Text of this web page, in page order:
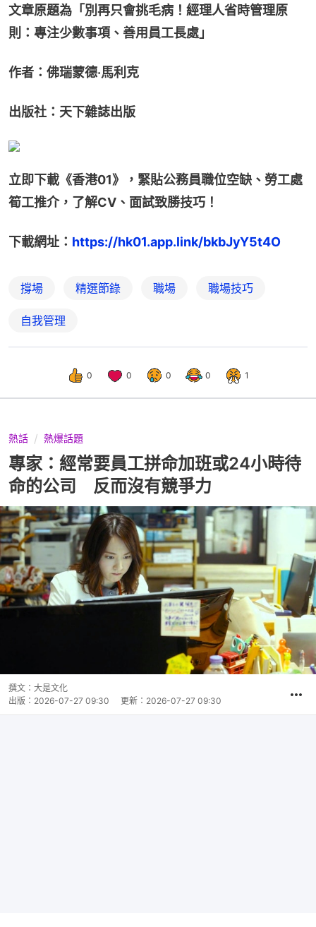
文章原題為「別再只會挑毛病！經理人省時管理原
則：專注少數事項、善用員工長處」
作者：佛瑞蒙德‧馬利克
出版社：天下雜誌出版
立即下載《香港01》，緊貼公務員職位空缺、勞工處
筍工推介，了解CV、面試致勝技巧！
下載網址： https://hk01.app.link/bkbJyY5t4O
撐場 精選節錄 職場 職場技巧
自我管理
0 0 0 0 1
熱話 熱爆話題
專家：經常要員工拼命加班或24小時待
命的公司 反而沒有競爭力
撰文： 大是文化
出版： 2026-07-27 09:30 更新： 2026-07-27 09:30